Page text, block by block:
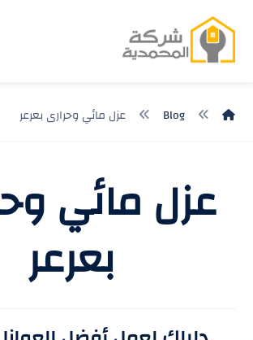
Blog عزل مائي وحرارى بعرعر
عزل مائي
بعرعر